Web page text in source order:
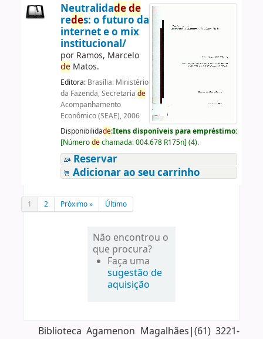
Neutralidadede
redes: o futuro da
internet e o mix
institucional/
por Ramos, Marcelo
deMatos.
Editora: Brasília: Ministério
da Fazenda, Secretaria de
Acompanhamento
Econômico (SEAE), 2006
Disponibilidade:Itens disponíveis para empréstimo:
[Númerodechamada:004.678 R175n] (4).
Reservar
Adicionar ao seu carrinho
1 2 Próximo » Último
Não encontrou o
que procura?
Faça uma
sugestão de
aquisição
Biblioteca Agamenon Magalhães|(61) 3221-